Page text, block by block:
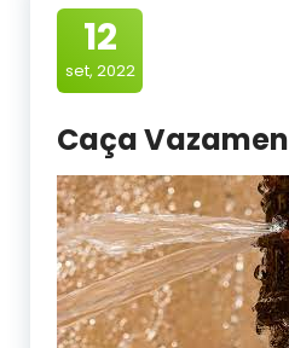
12
set, 2022
Caça